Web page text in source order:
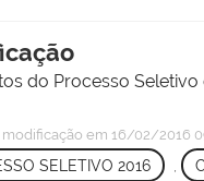
do Processo
em 16/02/2016
SELETIVO 2016